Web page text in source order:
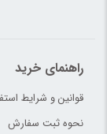
راهنمای خرید
قوانین و شرایط
نحوه ثبت سفارش